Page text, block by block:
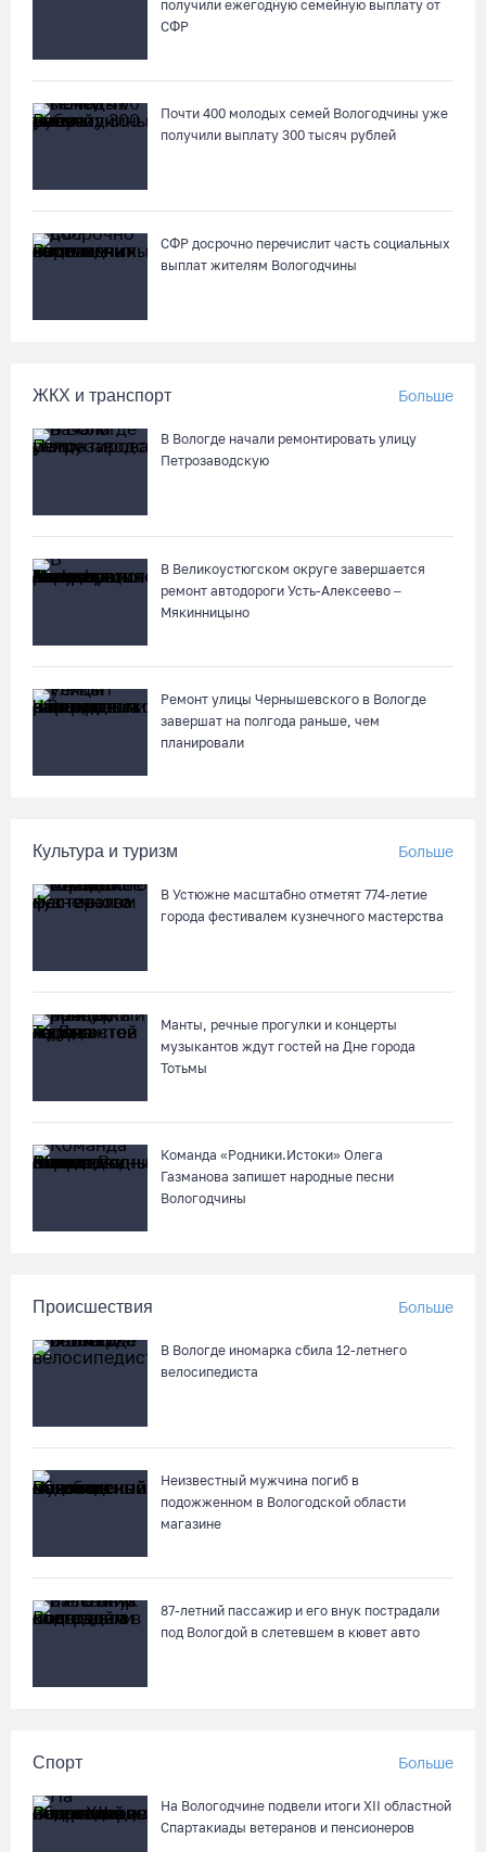
07.08.26 / 13:40
В Череповце госпитализировали пострадавшего в ДТП
мотоциклиста и его пассажира
07.08.26 / 13:39
Речные трамвайчики будут бесплатно катать вологжан и
гостей города 8 и 9 августа
более полумиллиона рублей
Мебель и оборудование закупаются для Сперовского ФАПа в
Вытегорском округе
07.08.26 / 12:07
Из-за ремонта путей часть череповецких трамваев
остановят на три дня
сезону превысила 65%
получили ежегодную семейную выплату от
СФР
Почти 400 молодых семей Вологодчины уже
получили выплату 300 тысяч рублей
СФР досрочно перечислит часть социальных
выплат жителям Вологодчины
ЖКХ и транспорт Больше
В Вологде начали ремонтировать улицу
Петрозаводскую
В Великоустюгском округе завершается
ремонт автодороги Усть-Алексеево –
Мякинницыно
Ремонт улицы Чернышевского в Вологде
завершат на полгода раньше, чем
планировали
Культура и туризм Больше
В Устюжне масштабно отметят 774-летие
города фестивалем кузнечного мастерства
Манты, речные прогулки и концерты
музыкантов ждут гостей на Дне города
Тотьмы
Команда «Родники.Истоки» Олега
Газманова запишет народные песни
Вологодчины
Происшествия Больше
В Вологде иномарка сбила 12-летнего
велосипедиста
Неизвестный мужчина погиб в
подожженном в Вологодской области
магазине
87-летний пассажир и его внук пострадали
под Вологдой в слетевшем в кювет авто
Спорт Больше
На Вологодчине подвели итоги XII областной
Спартакиады ветеранов и пенсионеров